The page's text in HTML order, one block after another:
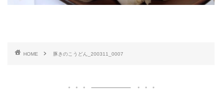
HOME 豚きのこうどん_200311_0007